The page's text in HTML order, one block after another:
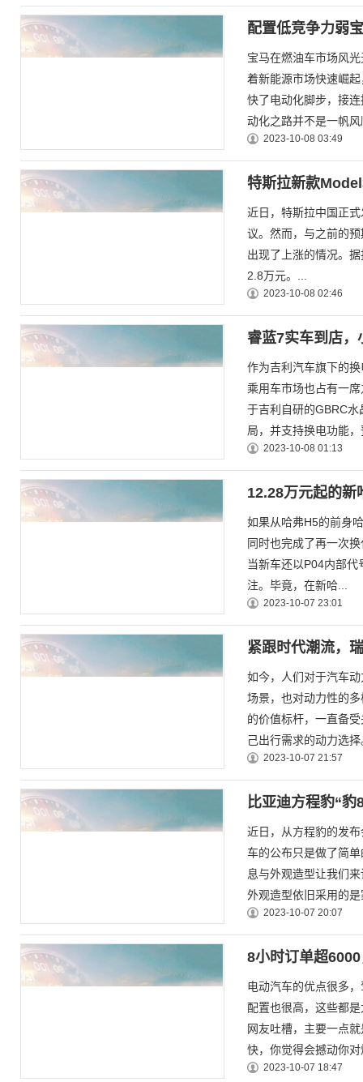
配置低竞争力弱
宝马在燃油车市场风
着新能源市场快速崛
快了电动化脚步，接
动化之路并不是一帆
2023-10-08 03:49
特斯拉新款
近日，特斯拉中国正
议。然而，与之前的
出现了上涨的情况。
2.8万元。...
2023-10-08 02:46
睿蓝7实车到店
作为吉利汽车旗下的
乘用车市场也占有一
于吉利自研的GBRC
局，并支持换电功能
2023-10-08 01:13
12.28万元起的新
如果从哈弗H5的前身
同时也完成了再一次
当新车还以P04内部
注。毕竟，在新哈...
2023-10-07 23:01
紧跟时代潮流，
如今，人们对于汽车
场景，也对动力性的
的价值标杆，一直备
己出行需求的动力选
2023-10-07 21:57
比亚迪方程豹“豹
近日，从方程豹的发
车的公布只是做了简
息与外观造型让我们
外观造型依旧采用的
2023-10-07 20:07
8小时订单超
电动汽车的优点很多
配置也很高，这些都
网友吐槽，主要一点
快，你觉得会撼动你
2023-10-07 18:47